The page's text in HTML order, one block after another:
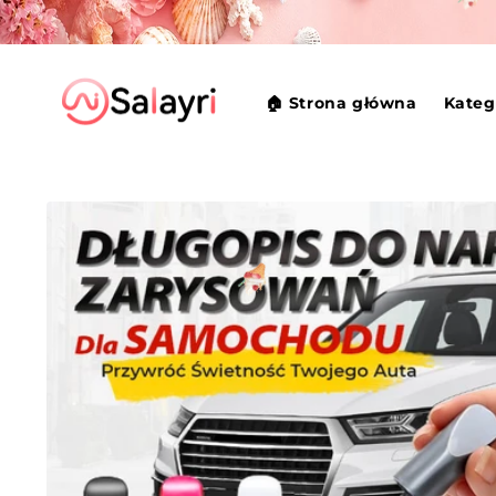
Przejdź
do
treści
🏠 Strona główna
informacji
o
produkcie